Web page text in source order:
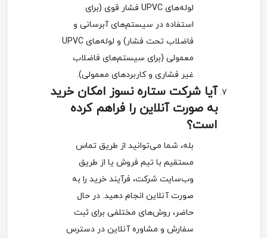
لوله‌های UPVC فشار قوی (برای
استفاده در سیستم‌های آبرسانی و
فاضلاب تحت فشار) و لوله‌های UPVC
معمولی (برای سیستم‌های فاضلاب
غیر فشاری و کاربردهای معمولی).
آیا شرکت ستاره نسوز امکان خرید
به صورت آنلاین را فراهم کرده
است؟
بله، شما می‌توانید از طریق تماس
مستقیم با تیم فروش یا از طریق
وب‌سایت شرکت، فرآیند خرید را به
صورت آنلاین انجام دهید. در حال
حاضر، روش‌های مختلفی برای ثبت
سفارش و مشاوره آنلاین در دسترس